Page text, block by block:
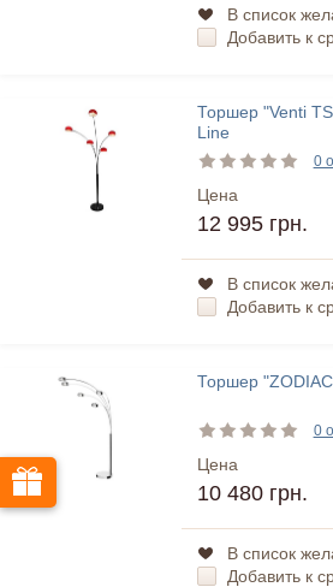
В список
Добавить к
Торшер "Venti
Line
0
Цена
12 995 грн.
В список
Добавить к
Торшер
0
Цена
10 480 грн.
В список
Добавить к